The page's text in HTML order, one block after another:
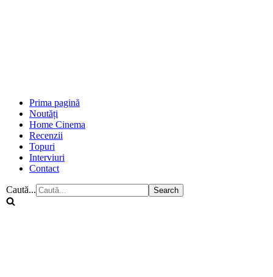
Prima pagină
Noutăți
Home Cinema
Recenzii
Topuri
Interviuri
Contact
Caută...